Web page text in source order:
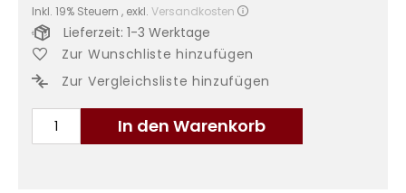
Inkl. 19% Steuern , exkl. Versandkosten
In den Warenkorb
Lieferzeit: 1-3 Werktage
Zur Wunschliste hinzufügen
Zur Vergleichsliste hinzufügen